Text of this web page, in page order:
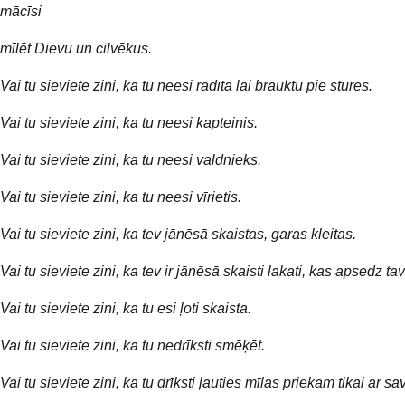
mācīsi
mīlēt Dievu un cilvēkus.
Vai tu sieviete zini, ka tu neesi radīta lai brauktu pie stūres.
Vai tu sieviete zini, ka tu neesi kapteinis.
Vai tu sieviete zini, ka tu neesi valdnieks.
Vai tu sieviete zini, ka tu neesi vīrietis.
Vai tu sieviete zini, ka tev jānēsā skaistas, garas kleitas.
Vai tu sieviete zini, ka tev ir jānēsā skaisti lakati, kas apsedz
Vai tu sieviete zini, ka tu esi ļoti skaista.
Vai tu sieviete zini, ka tu nedrīksti smēķēt.
Vai tu sieviete zini, ka tu drīksti ļauties mīlas priekam tikai ar